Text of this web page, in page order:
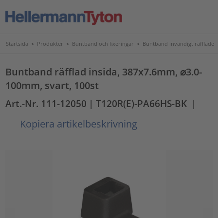
Startsida > Produkter > Buntband och fixeringar > Buntband invändigt räfflade
Buntband räfflad insida, 387x7.6mm, ⌀3.0-
100mm, svart, 100st
Art.-Nr. 111-12050 | T120R(E)-PA66HS-BK |
Kopiera artikelbeskrivning